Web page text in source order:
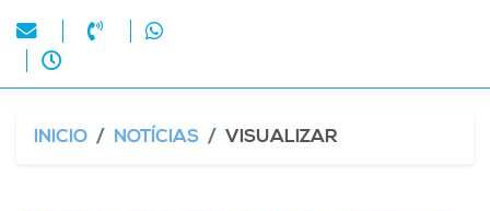
INICIO NOTÍCIAS VISUALIZAR